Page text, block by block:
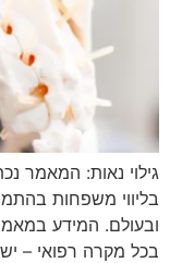
גילוי נאות: המאמר
בליווי משפחות
ובעולם. המידע
בכל מקרה רפואי –